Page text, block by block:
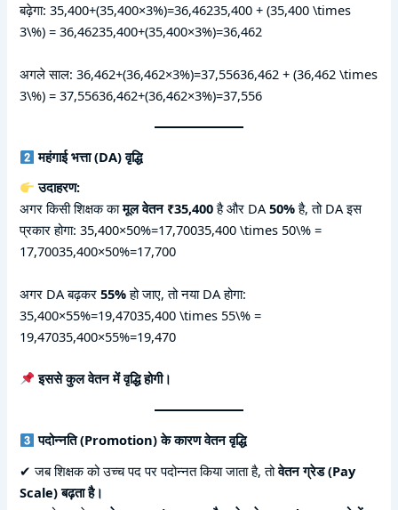
बढ़ेगा: 35,400+(35,400×3%)=36,46235,400 + (35,400 \times
3\%) = 36,46235,400+(35,400×3%)=36,462
अगले साल: 36,462+(36,462×3%)=37,55636,462 + (36,462 \times
3\%) = 37,55636,462+(36,462×3%)=37,556
महंगाई भत्ता (DA) वृद्धि
उदाहरण:
अगर किसी शिक्षक कामूल वेतन ₹35,400है और DA50%है, तो DA इस
प्रकार होगा: 35,400×50%=17,70035,400 \times 50\% =
17,70035,400×50%=17,700
अगर DA बढ़कर55%हो जाए, तो नया DA होगा:
35,400×55%=19,47035,400 \times 55\% =
19,47035,400×55%=19,470
इससे कुल वेतन में वृद्धि होगी।
पदोन्नति (Promotion) के कारण वेतन वृद्धि
✔ जब शिक्षक को उच्च पद पर पदोन्नत किया जाता है, तोवेतन ग्रेड (Pay
Scale) बढ़ता है।